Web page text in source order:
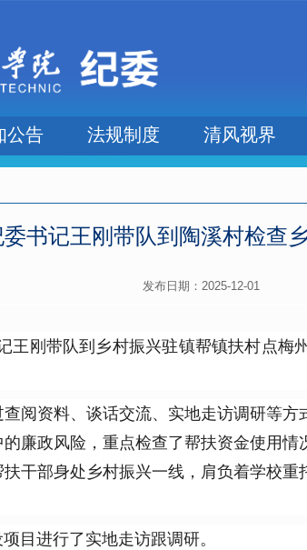
公告 法规制度 清风视界
书记王刚带队到陶溪村检查
发布日期：2025-12-01
王刚带队到乡村振兴驻镇帮镇扶村点
阅资料、谈话交流、实地走访调研等
廉政风险，重点检查了帮扶资金使用
干部身处乡村振兴一线，肩负着学校
目进行了实地走访跟调研。